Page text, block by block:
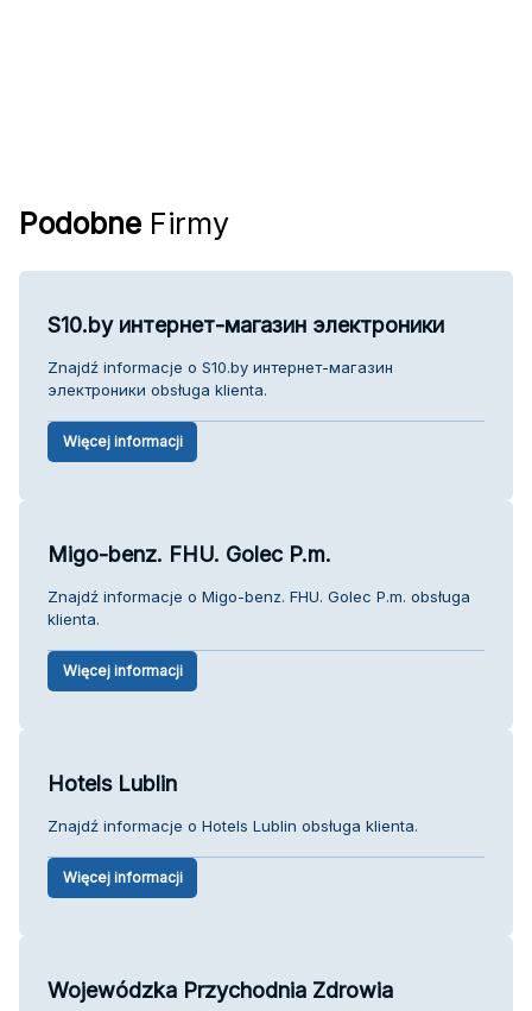
Podobne Firmy
S10.by интернет-магазин электроники
Znajdź informacje o S10.by интернет-магазин
электроники obsługa klienta.
Więcej informacji
Migo-benz. FHU. Golec P.m.
Znajdź informacje o Migo-benz. FHU. Golec P.m. obsługa
klienta.
Więcej informacji
Hotels Lublin
Znajdź informacje o Hotels Lublin obsługa klienta.
Więcej informacji
Wojewódzka Przychodnia Zdrowia